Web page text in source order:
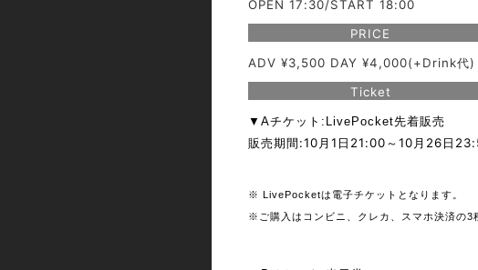
OPEN 17:30/START 18:00
PRICE
ADV ¥3,500 DAY ¥4,000(+Drink代)
Ticket
▼Aチケット:LivePocket先着販売
販売期間 :10月1日21:00～10月26日
※ LivePocketは電子チケットとなります。
※ご購入はコンビニ、クレカ、スマホ決済の3